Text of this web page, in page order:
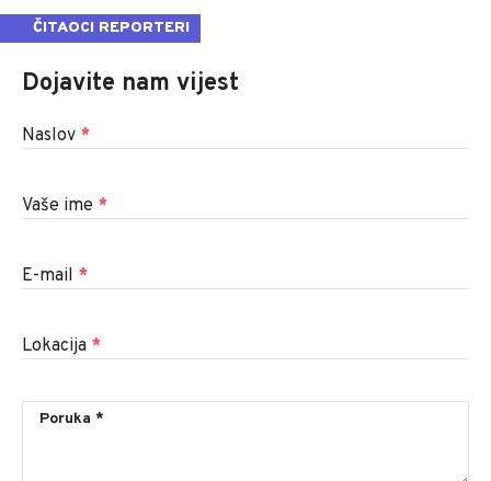
ČITAOCI REPORTERI
Dojavite nam vijest
Naslov *
Vaše ime *
E-mail *
Lokacija *